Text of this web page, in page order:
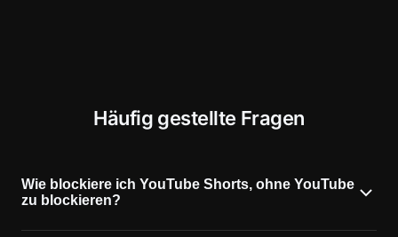
Häufig gestellte Fragen
Wie blockiere ich YouTube Shorts, ohne YouTube
zu blockieren?